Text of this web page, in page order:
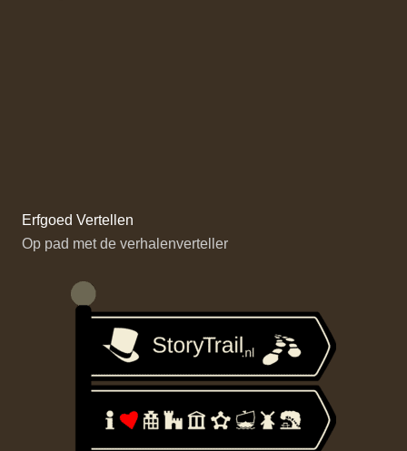
Erfgoed Vertellen
Op pad met de verhalenverteller